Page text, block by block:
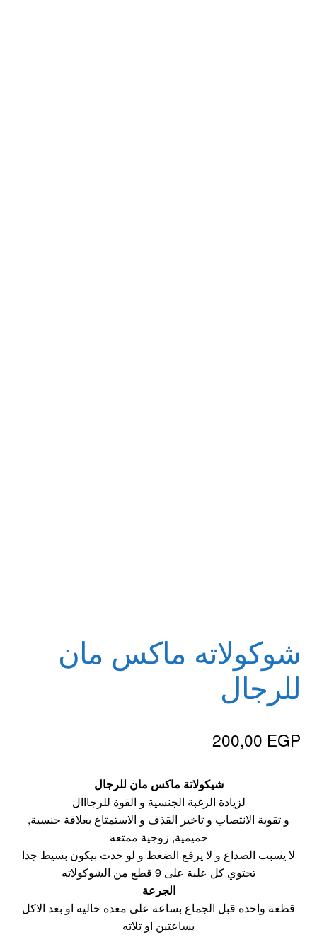
شوكولاته ماكس مان
للرجال
200,00 EGP
شيكولاتة ماكس مان للرجال
لزيادة الرغبة الجنسية و القوة للرجااال
و تقوية الانتصاب و تاخير القذف و الاستمتاع بعلاقة جنسية,
حميمية, زوجية ممتعه
لا يسبب الصداع و لا يرفع الضغط و لو حدث بيكون بسيط جدا
تحتوي كل علبة على 9 قطع من الشوكولاته
الجرعة
قطعة واحده قبل الجماع بساعه على معده خاليه او بعد الاكل
بساعتين او تلاته